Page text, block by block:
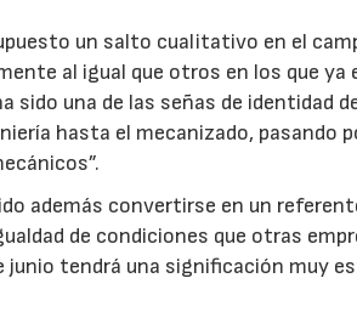
un salto cualitativo en el
al igual que otros en los que ya
sido una de las señas de identidad
hasta el mecanizado, pasando
además convertirse en un
de condiciones que otras
junio tendrá una significación muy